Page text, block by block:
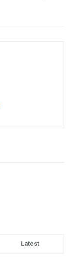
Latest